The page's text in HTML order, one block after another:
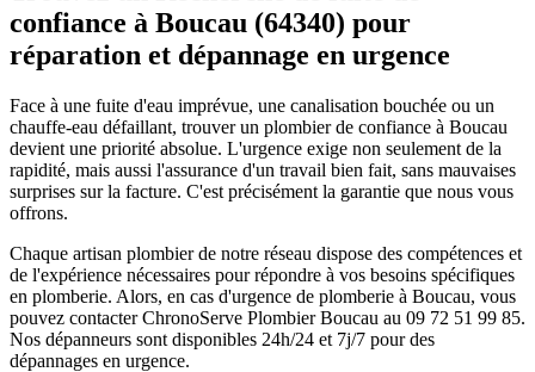
confiance à Boucau (64340) pour
réparation et dépannage en urgence
Face à une fuite d'eau imprévue, une canalisation bouchée ou un
chauffe-eau défaillant, trouver un plombier de confiance à Boucau
devient une priorité absolue. L'urgence exige non seulement de la
rapidité, mais aussi l'assurance d'un travail bien fait, sans mauvaises
surprises sur la facture. C'est précisément la garantie que nous vous
offrons.
Chaque artisan plombier de notre réseau dispose des compétences et
de l'expérience nécessaires pour répondre à vos besoins spécifiques
en plomberie. Alors, en cas d'urgence de plomberie à Boucau, vous
pouvez contacter ChronoServe Plombier Boucau au 09 72 51 99 85.
Nos dépanneurs sont disponibles 24h/24 et 7j/7 pour des
dépannages en urgence.